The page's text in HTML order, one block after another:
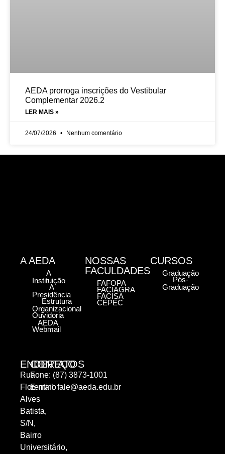
AEDA prorroga inscrições do Vestibular
Complementar 2026.2
LER MAIS »
24/07/2026 Nenhum comentário
ENDEREÇO
Rua
Florentino
Alves
Batista,
S/N,
Bairro
Universitário,
CONTATOS
Fone: (87) 3873-1001
E-mail:fale@aeda.edu.br
A AEDA
A
Instituição
A
Presidência
Estrutura
Organizacional
Ouvidoria
AEDA
Webmail
NOSSAS
FACULDADES
FAFOPA
FACIAGRA
FACISA
CEPEC
CURSOS
Graduação
Pós-
Graduação